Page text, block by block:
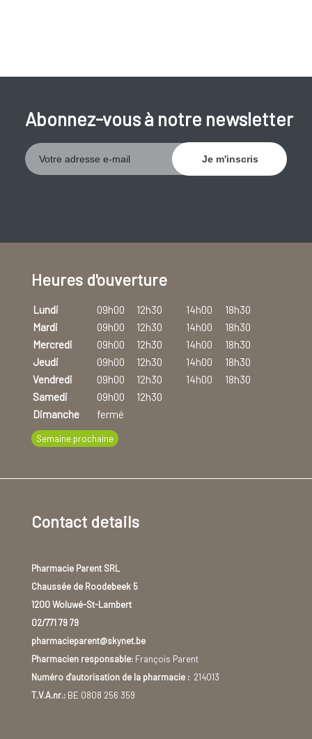
Abonnez-vous à notre newsletter
Heures d'ouverture
Lundi 09h00 12h30 14h00
18h30
Mardi
09h00 12h30 14h00
18h30
Mercredi
09h00 12h30 14h00
18h30
Jeudi
09h00 12h30 14h00
18h30
Vendredi
09h00 12h30 14h00
18h30
Samedi
09h00
12h30
Dimanche
fermé
Semaine prochaine
Contact details
Pharmacie Parent SRL
Chaussée de Roodebeek 5
1200 Woluwé-St-Lambert
02/771 79 79
pharmacieparent@skynet.be
Pharmacien responsable:François Parent
Numéro d'autorisation de la pharmacie :214013
T.V.A.nr.:BE 0808 256 359